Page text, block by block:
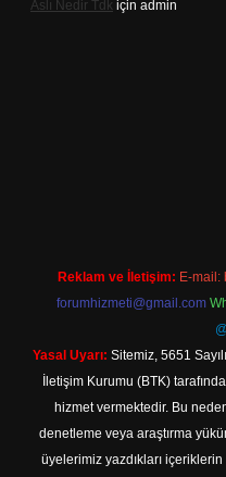
Aslı Nedir Tdk için admin
Reklam ve İletişim: E-mail:
forumhizmeti@gmail.com
Yasal Uyarı: Sitemiz, 5651
İletişim Kurumu (BTK)
hizmet vermektedir. Bu
denetleme veya araştırma
üyelerimiz yazdıkları